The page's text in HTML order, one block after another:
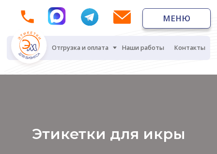
МЕНЮ
Отгрузка и оплата
МЕНЮ
Этикетки для икры